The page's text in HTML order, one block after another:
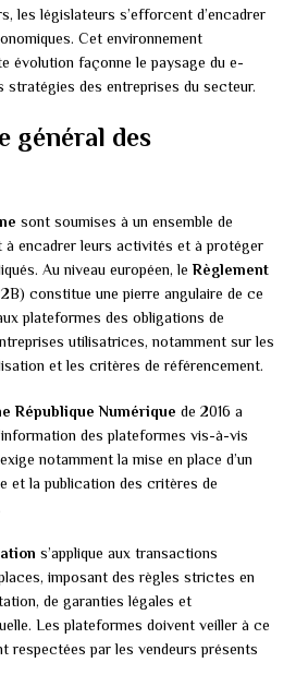
les législateurs s’efforcent d’encadrer
Cet environnement
évolution façonne le paysage du e-
stratégies des entreprises du secteur.
général des
sont soumises à un ensemble de
à encadrer leurs activités et à protéger
Au niveau européen, leRèglement
constitue une pierre angulaire de ce
plateformes des obligations de
utilisatrices, notamment sur les
et les critères de référencement.
République Numérique de 2016 a
des plateformes vis-à-vis
notamment la mise en place d’un
et la publication des critères de
s’applique aux transactions
imposant des règles strictes en
de garanties légales et
Les plateformes doivent veiller à ce
respectées par les vendeurs présents